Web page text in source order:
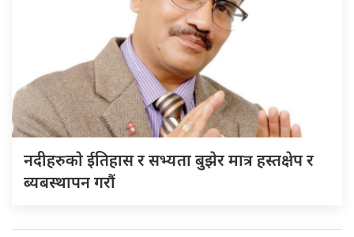
नदीहरुकाे ईतिहास र सभ्यता बुझेर मात्र हस्तक्षेप र
ब्यबस्थापन गराैं